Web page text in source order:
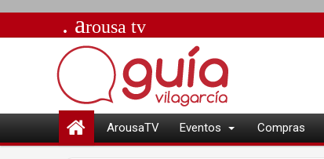
. arousa tv
ArousaTV Eventos Compras